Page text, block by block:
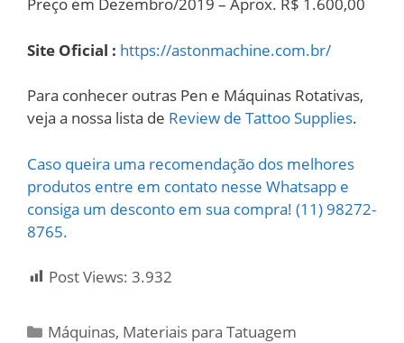
Site Oficial : https://astonmachine.com.br/
Para conhecer outras Pen e Máquinas Rotativas,
veja a nossa lista de Review de Tattoo Supplies.
Caso queira uma recomendação dos melhores
produtos entre em contato nesse Whatsapp e
consiga um desconto em sua compra! (11) 98272-
8765.
Post Views: 3.932
Categorias
Máquinas, Materiais para Tatuagem